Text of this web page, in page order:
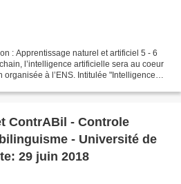
: Apprentissage naturel et artificiel 5 - 6
l’intelligence artificielle sera au coeur
à l’ENS. Intitulée "Intelligence
ContrABil - Controle
- Université de
29 juin 2018